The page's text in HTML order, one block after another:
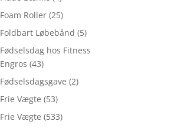
Foam Roller (25)
Foldbart Løbebånd (5)
Fødselsdag hos Fitness
Engros (43)
Fødselsdagsgave (2)
Frie Vægte (53)
Frie Vægte (533)